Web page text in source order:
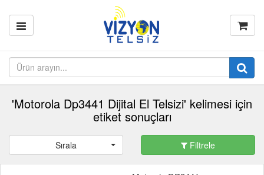
'Motorola Dp3441 Dijital El Telsizi' kelimesi için
etiket sonuçları
Sırala Filtrele